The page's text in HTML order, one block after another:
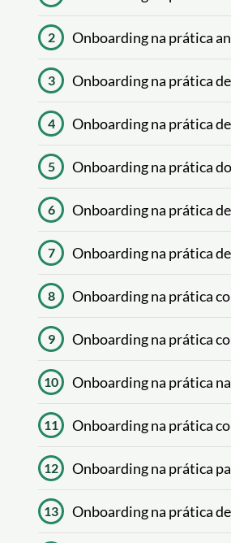
2 Onboarding na prática
3 Onboarding na prática
4 Onboarding na prática
5 Onboarding na prática
6 Onboarding na prática
7 Onboarding na prática
8 Onboarding na prática
9 Onboarding na prática
10 Onboarding na prática
11 Onboarding na prática
12 Onboarding na prática
13 Onboarding na prática